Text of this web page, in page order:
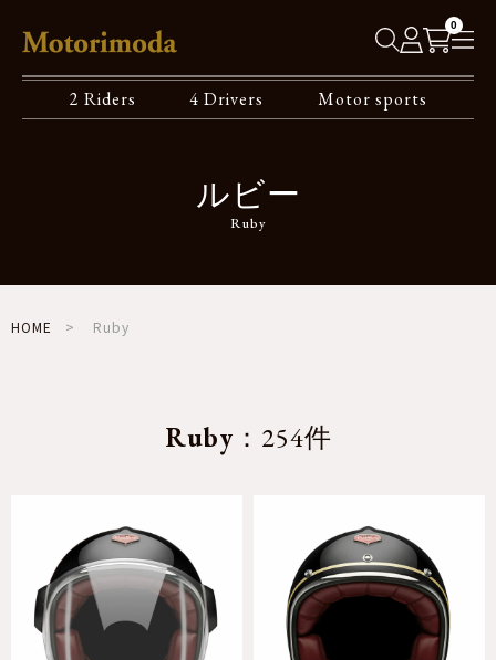
0
2 Riders 4 Drivers Motor sports
ルビー
Ruby
HOME Ruby
Ruby ：254件